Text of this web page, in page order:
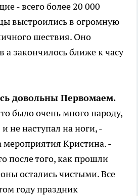
- всего более 20 000
выстроились в огромную
шествия. Оно
а закончилось ближе к часу
довольны Первомаем.
было очень много народу,
не наступал на ноги, -
мероприятия Кристина. -
после того, как прошли
остались чистыми. Все
году праздник